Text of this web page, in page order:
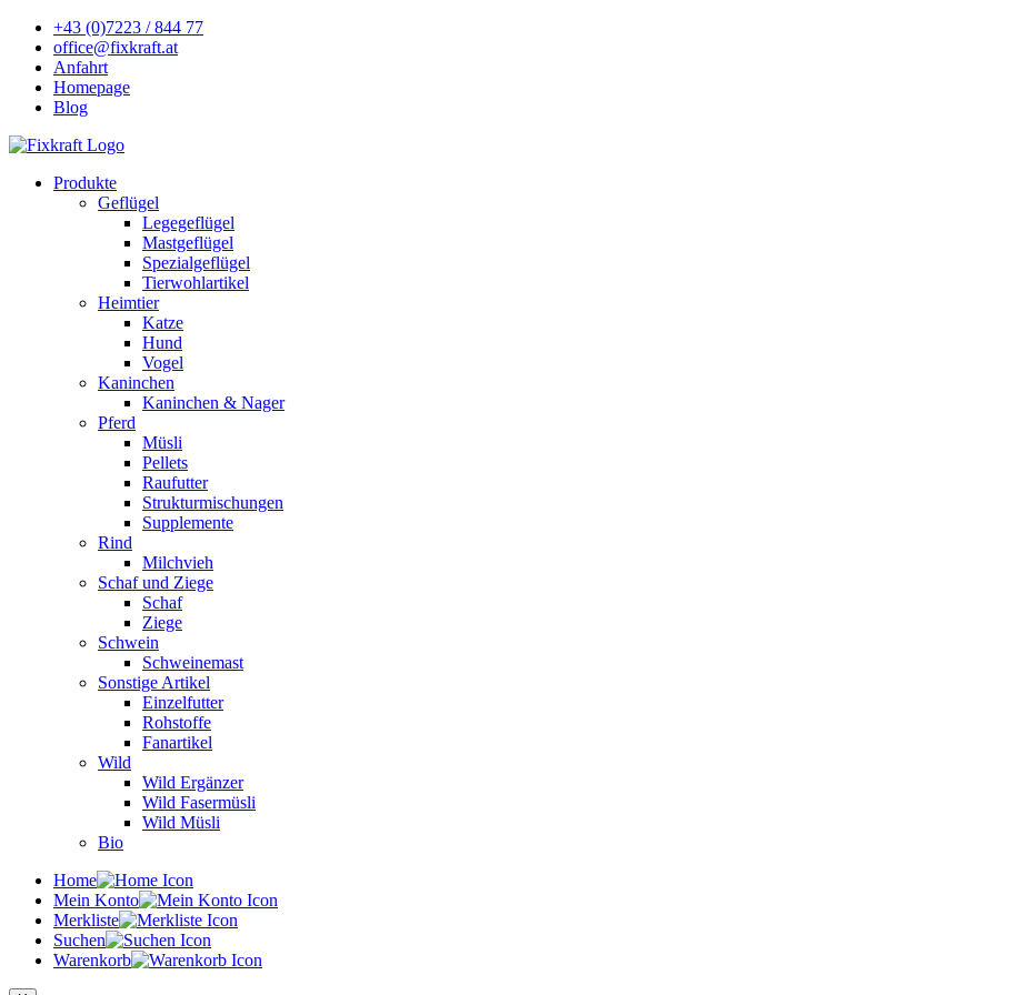
+43 (0)7223 / 844 77
office@fixkraft.at
Anfahrt
Homepage
Blog
Produkte
Geflügel
Legegeflügel
Mastgeflügel
Spezialgeflügel
Tierwohlartikel
Heimtier
Katze
Hund
Vogel
Kaninchen
Kaninchen & Nager
Pferd
Müsli
Pellets
Raufutter
Strukturmischungen
Supplemente
Rind
Milchvieh
Schaf und Ziege
Schaf
Ziege
Schwein
Schweinemast
Sonstige Artikel
Einzelfutter
Rohstoffe
Fanartikel
Wild
Wild Ergänzer
Wild Fasermüsli
Wild Müsli
Bio
Home
Mein Konto
Merkliste
Suchen
Warenkorb